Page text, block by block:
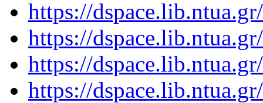
https://
https://
https://
https://